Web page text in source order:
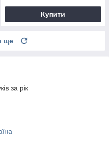
Купити
ще
за рік